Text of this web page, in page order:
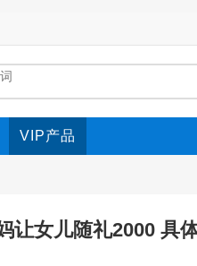
VIP产品
让女儿随礼2000 具